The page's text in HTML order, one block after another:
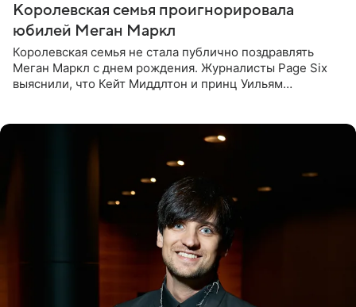
Королевская семья проигнорировала
юбилей Меган Маркл
Королевская семья не стала публично поздравлять
Меган Маркл с днем рождения. Журналисты Page Six
выяснили, что Кейт Миддлтон и принц Уильям